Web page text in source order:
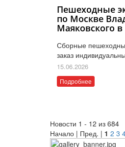
Пешеходные
по Москве
Маяковского
Сборные
заказ
15.06.2026
Подробнее
Новости 1 - 12 из 684
Начало | Пред. | 1 2 3